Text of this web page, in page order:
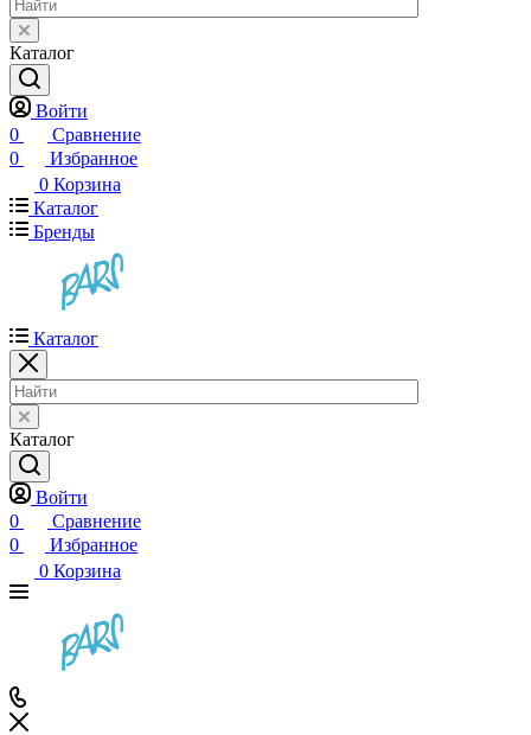
Каталог
Войти
0
Сравнение
0
Избранное
0 Корзина
Каталог
Бренды
Каталог
Каталог
Войти
0
Сравнение
0
Избранное
0 Корзина